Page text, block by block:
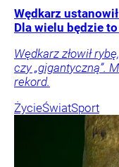
Wędkarz
Dla wielu będzie
Wędkarz złowił
czy „gigantyczną”.
rekord.
ŻycieŚwiatSport